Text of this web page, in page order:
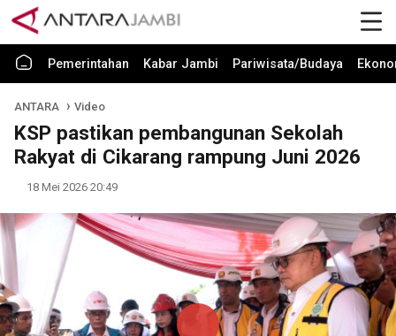
Pemerintahan Kabar Jambi Pariwisata/Budaya
ANTARA Video
KSP pastikan pembangunan Sekolah
Rakyat di Cikarang rampung Juni 2026
18 Mei 2026 20:49